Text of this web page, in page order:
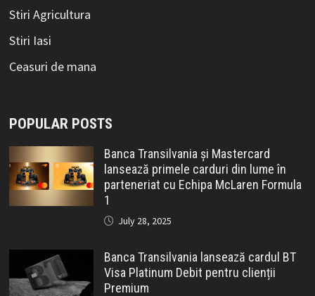
Stiri Agricultura
Stiri Iasi
Ceasuri de mana
POPULAR POSTS
Banca Transilvania și Mastercard
lansează primele carduri din lume în
parteneriat cu Echipa McLaren Formula
1
July 28, 2025
Banca Transilvania lansează cardul BT
Visa Platinum Debit pentru clienții
Premium